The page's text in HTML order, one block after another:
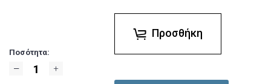
Ποσότητα:
Προσθήκη